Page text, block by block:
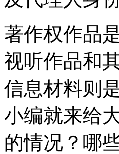
著作权作品
视听作品和
信息材料则
小编就来给
的情况？哪